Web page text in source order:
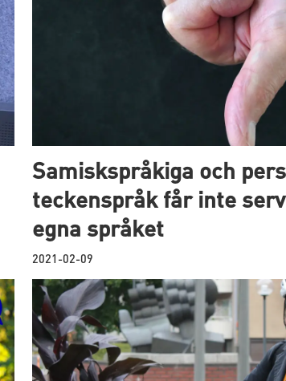
Samiskspråkiga och
teckenspråk får inte
egna språket
2021-02-09